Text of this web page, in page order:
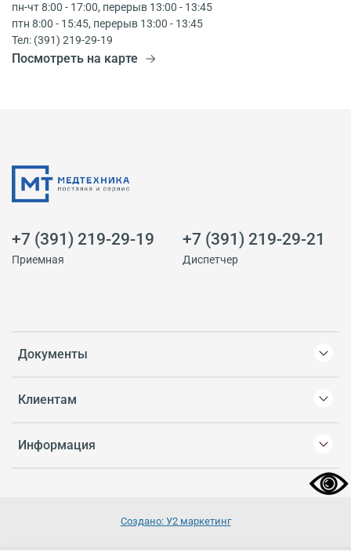
пн-чт 8:00 - 17:00, перерыв 13:00 - 13:45
птн 8:00 - 15:45, перерыв 13:00 - 13:45
Тел: (391) 219-29-19
Посмотреть на карте
Документы
Клиентам
Информация
+7 (391) 219-29-19
Приемная
+7 (391) 219-29-21
Диспетчер
Создано: У2 маркетинг